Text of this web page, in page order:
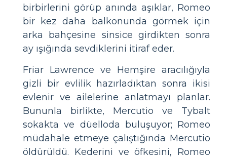
birbirlerini görüp anında aşıklar, Romeo
bir kez daha balkonunda görmek için
arka bahçesine sinsice girdikten sonra
ay ışığında sevdiklerini itiraf eder.
Friar Lawrence ve Hemşire aracılığıyla
gizli bir evlilik hazırladıktan sonra ikisi
evlenir ve ailelerine anlatmayı planlar.
Bununla birlikte, Mercutio ve Tybalt
sokakta ve düelloda buluşuyor; Romeo
müdahale etmeye çalıştığında Mercutio
öldürüldü. Kederini ve öfkesini, Romeo